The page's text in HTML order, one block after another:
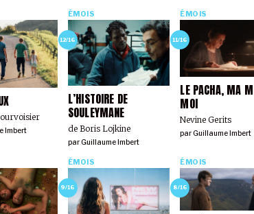
Imbert
12/16
L’HISTOIRE DE
SOULEYMANE
de Boris Lojkine
ÉMOIS
parGuillaume Imbert
11/16
LE PACHA, MA
MOI
Nevine Gerits
ÉMOIS
parGuillaume Imbert
9/16
ÉMOIS
8/16
ÉMOIS